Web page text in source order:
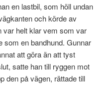
en lastbil, som höll undan
och körde av
var helt klar vem som var
som en bandhund. Gunnar
att göra än att tyst
satte han till ryggen mot
den på vägen, rättade till